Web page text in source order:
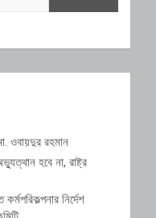
ওবায়দুর রহমান
হবে না, রাষ্ট্র
নির্দেশ